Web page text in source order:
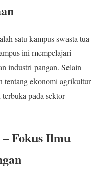
satu kampus swasta tua
ini mempelajari
industri pangan. Selain
tentang ekonomi agrikultur
pada sektor
– Fokus Ilmu